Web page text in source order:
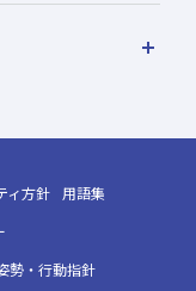
ィ方針
用語集
勢・行動指針